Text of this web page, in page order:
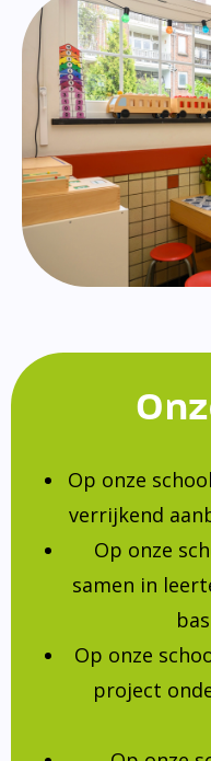
Op onze
verrijkend
Op onze
samen in
Op onze
project